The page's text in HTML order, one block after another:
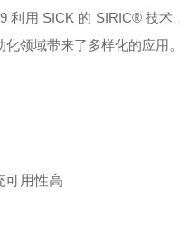
利用 SICK 的 SIRIC® 技
领域带来了多样化的应用
可用性高